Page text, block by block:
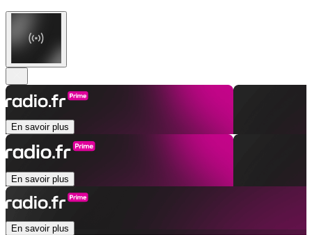
En savoir plus
En savoir plus
En savoir plus